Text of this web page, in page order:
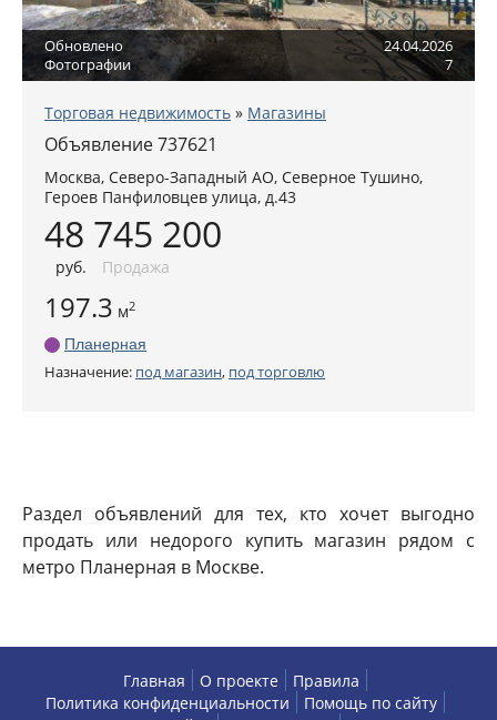
Обновлено
24.04.2026
Фотографии
7
Торговая недвижимость » Магазины
Объявление 737621
Москва, Северо-Западный АО, Северное Тушино,
Героев Панфиловцев улица, д.43
48 745 200
руб. Продажа
197.3 м2
Планерная
Назначение: под магазин, под торговлю
Раздел объявлений для тех, кто хочет выгодно
продать или недорого купить магазин рядом с
метро Планерная в Москве.
Главная О проекте
Правила
Политика конфиденциальности
Помощь по сайту